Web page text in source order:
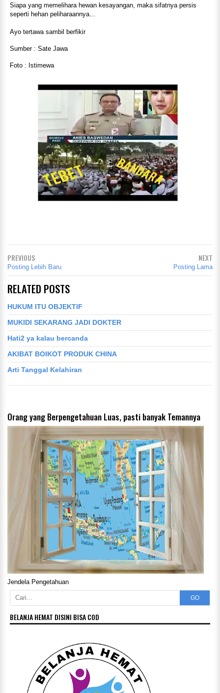
Siapa yang memelihara hewan kesayangan, maka sifatnya persis
seperti hehan peliharaannya...
Ayo tertawa sambil berfikir
Sumber : Sate Jawa
Foto : Istimewa
PREVIOUS
Posting Lebih Baru
NEXT
Posting Lama
RELATED POSTS
HUKUM ITU OBJEKTIF
MUKIDI SEKARANG JADI DOKTER
Hati2 ya kalau bercanda
AKIBAT BOIKOT PRODUK CHINA
Arti Tanggal Kelahiran
Orang yang Berpengetahuan Luas, pasti banyak Temannya
Jendela Pengetahuan
GO
BELANJA HEMAT DISINI BISA COD